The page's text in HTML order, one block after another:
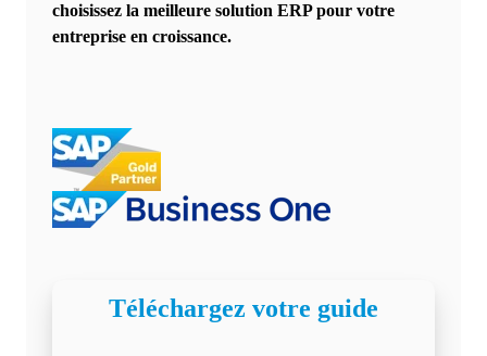
choisissez la meilleure solution ERP pour votre
entreprise en croissance.
Téléchargez votre guide